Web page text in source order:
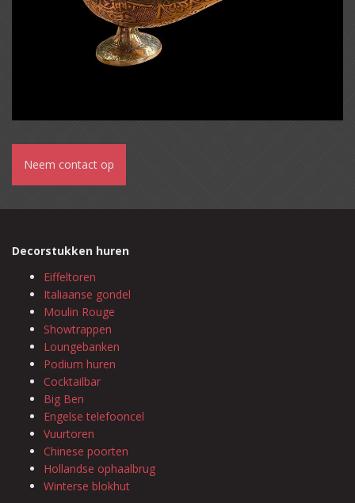
Neem contact op
Decorstukken huren
Eiffeltoren
Italiaanse gondel
Moulin Rouge
Showtrappen
Loungebanken
Podium huren
Cocktailbar
Big Ben
Engelse telefooncel
Vuurtoren
Chinese poorten
Hollandse ophaalbrug
Winterse blokhut